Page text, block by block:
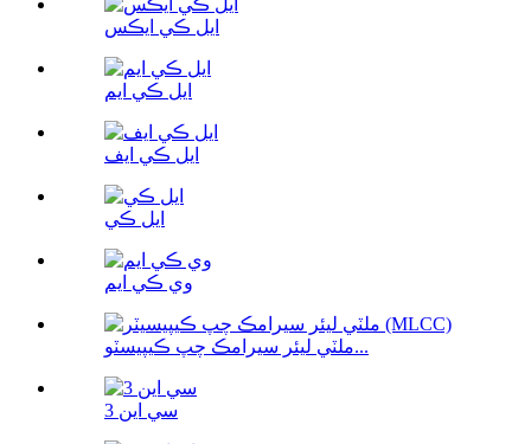
ايل ڪي ايڪس
ايل ڪي ايم
ايل ڪي ايف
ايل ڪي
وي ڪي ايم
ملٽي ليئر سيرامڪ چپ ڪيپيسٽو...
سي اين 3